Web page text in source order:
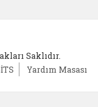
Saklıdır.
Yardım Masası